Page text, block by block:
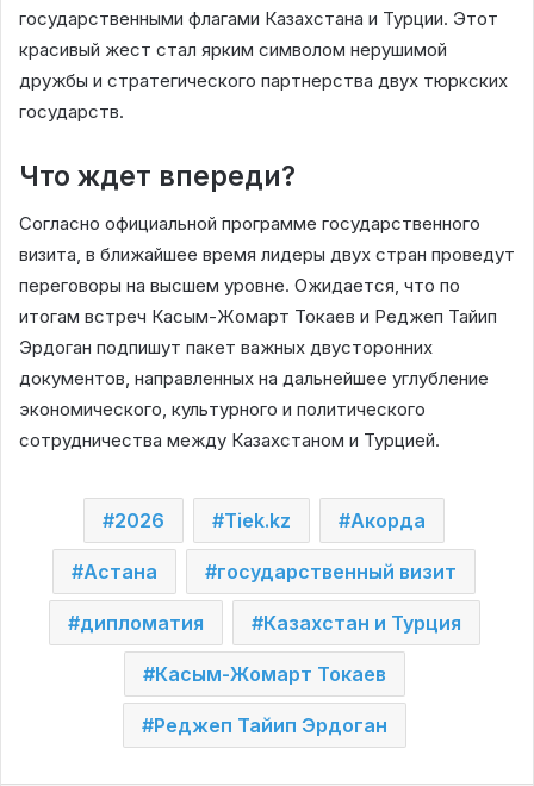
государственными флагами Казахстана и Турции. Этот
красивый жест стал ярким символом нерушимой
дружбы и стратегического партнерства двух тюркских
государств.
Что ждет впереди?
Согласно официальной программе государственного
визита, в ближайшее время лидеры двух стран проведут
переговоры на высшем уровне. Ожидается, что по
итогам встреч Касым-Жомарт Токаев и Реджеп Тайип
Эрдоган подпишут пакет важных двусторонних
документов, направленных на дальнейшее углубление
экономического, культурного и политического
сотрудничества между Казахстаном и Турцией.
2026 Tiek.kz Акорда
Астана государственный визит
дипломатия Казахстан и Турция
Касым-Жомарт Токаев
Реджеп Тайип Эрдоган